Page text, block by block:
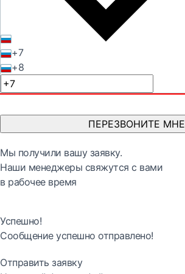
+7
+8
ПЕРЕЗВОНИТЕ МНЕ
Мы получили вашу заявку.
Наши менеджеры свяжутся с вами
в рабочее время
Успешно!
Сообщение успешно отправлено!
Отправить заявку